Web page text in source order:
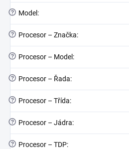
? Model :
? Procesor – Značka:
? Procesor – Model :
? Procesor – Řada:
? Procesor – Třída:
? Procesor – Jádra:
? Procesor – TDP: